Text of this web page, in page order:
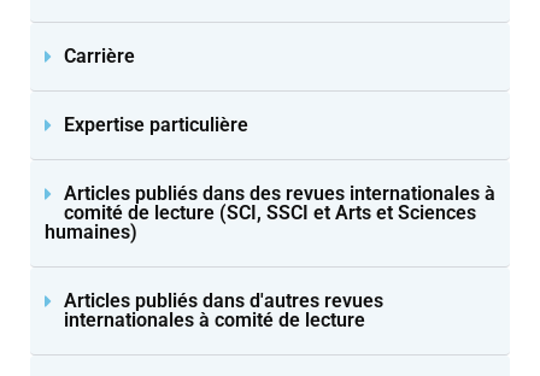
Carrière
Expertise particulière
Articles publiés dans des revues internationales à
comité de lecture (SCI, SSCI et Arts et Sciences
humaines)
Articles publiés dans d'autres revues
internationales à comité de lecture